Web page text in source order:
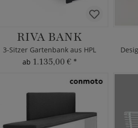
RIVA BANK
3-Sitzer Gartenbank aus HPL
ab 1.135,00 € *